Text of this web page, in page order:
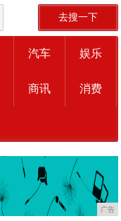
去搜一下
汽车 娱乐
商讯 消费
广告